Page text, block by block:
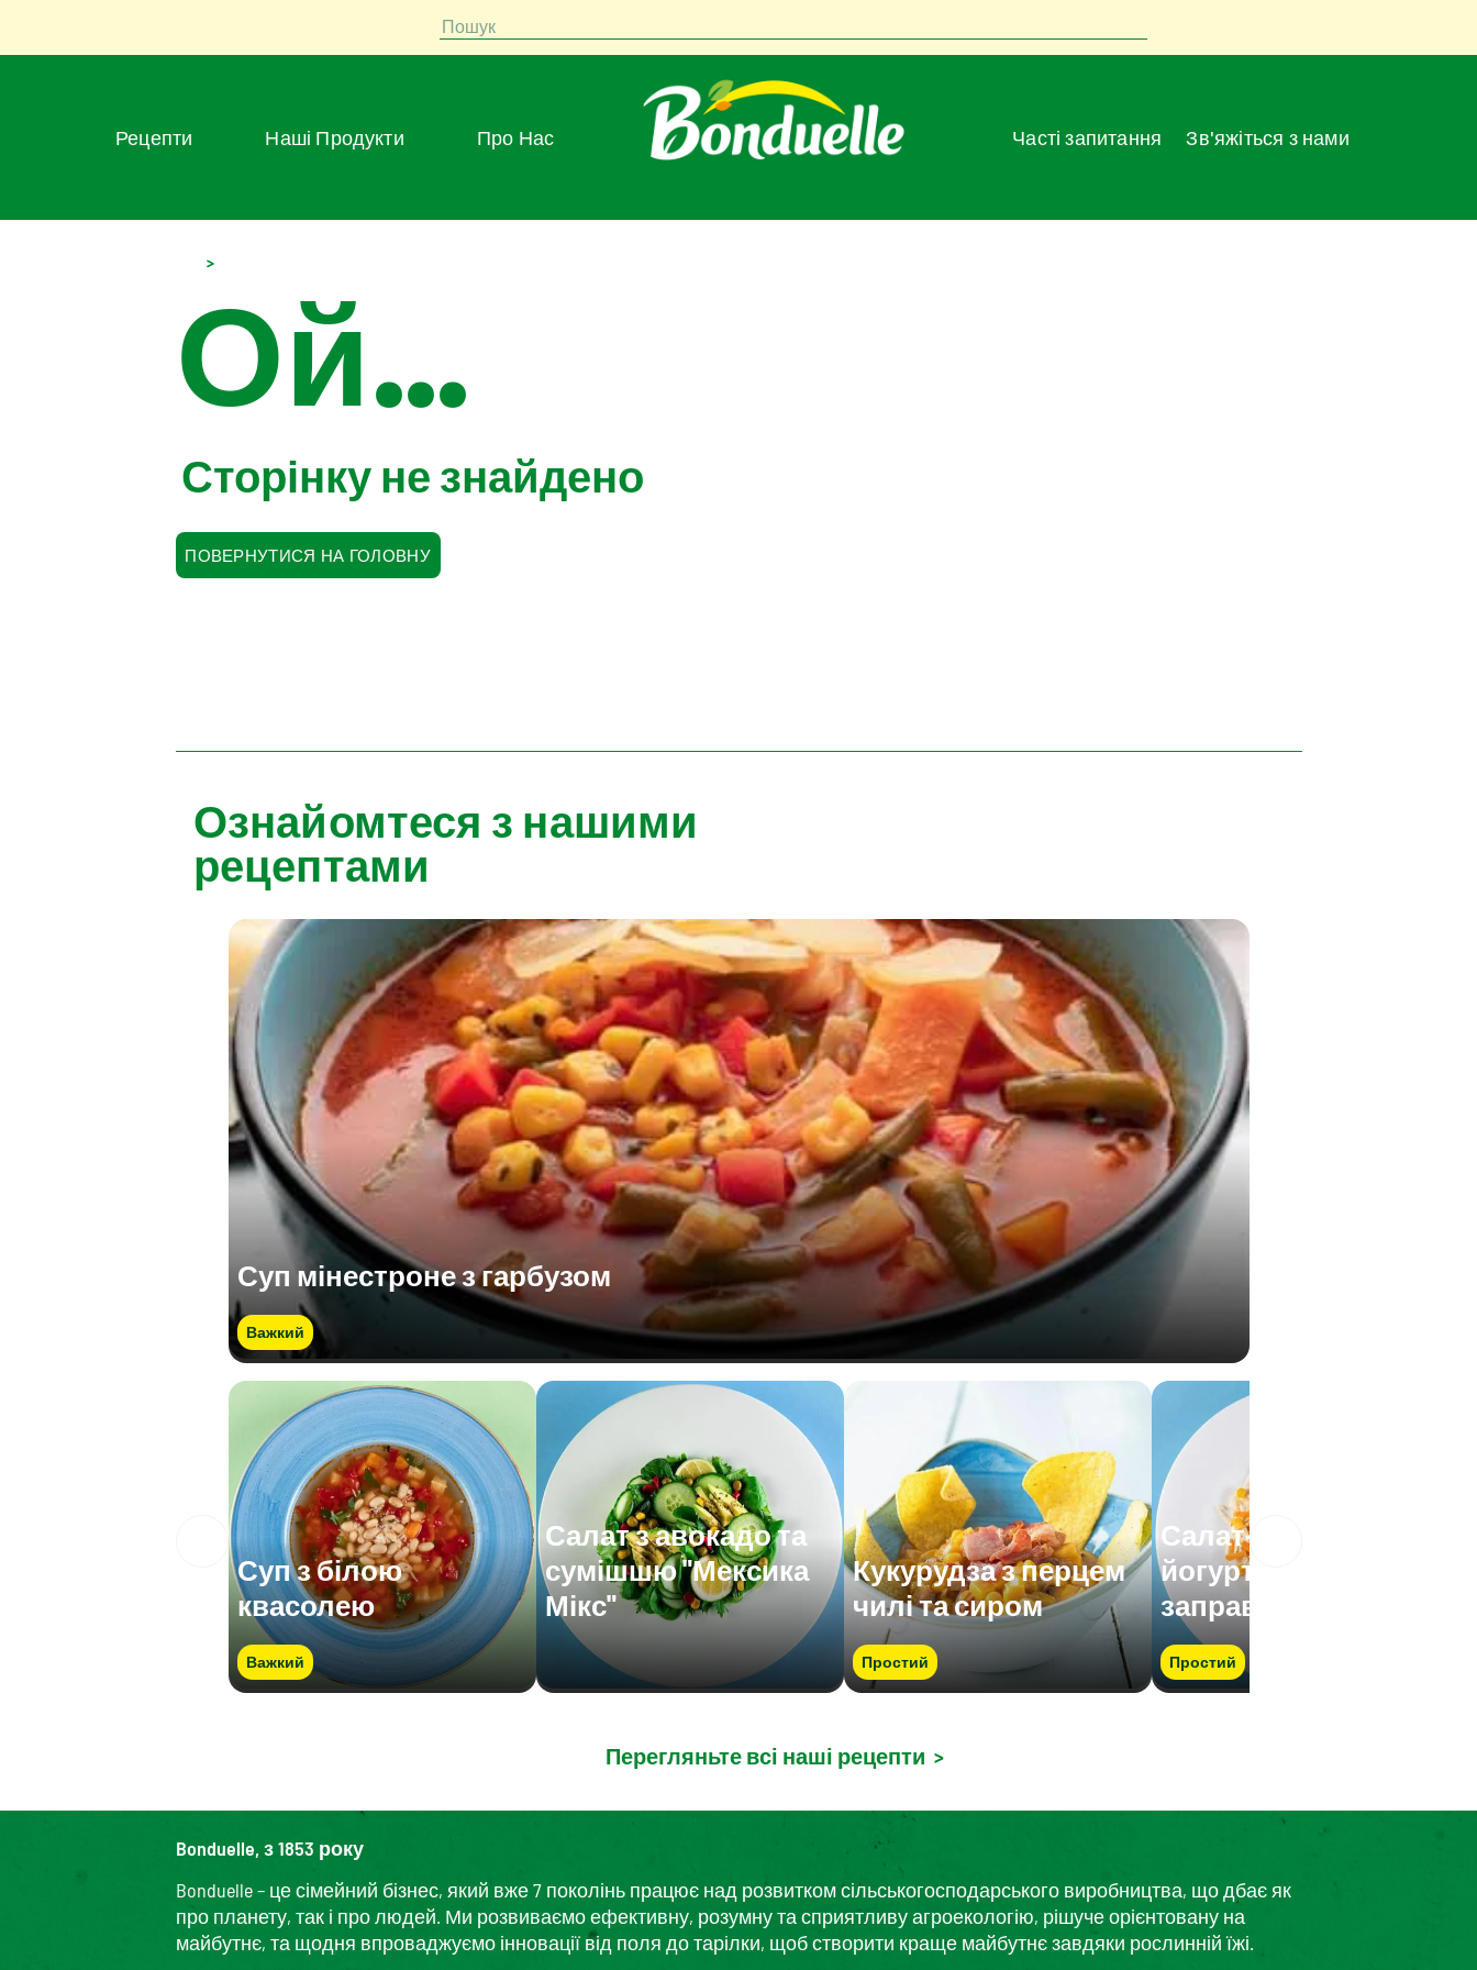
Пошук
Рецепти Наші Продукти Про Нас Часті запитання Зв'яжіться з нами
>
Ой...
Сторінку не знайдено
ПОВЕРНУТИСЯ НА ГОЛОВНУ
Ознайомтеся з нашими
рецептами
Суп мінестроне з гарбузом
Важкий
Суп з білою
квасолею
Важкий
Салат з авокадо та
сумішшю "Мексика
Мікс"
Кукурудза з перцем
чилі та сиром
Простий
Салат-асорті з
йогуртовою
заправкою
Простий
Перегляньте всі наші рецепти >
Bonduelle, з 1853 року
Bonduelle – це сімейний бізнес, який вже 7 поколінь працює над розвитком сільськогосподарського виробництва, що дбає як
про планету, так і про людей. Ми розвиваємо ефективну, розумну та сприятливу агроекологію, рішуче орієнтовану на
майбутнє, та щодня впроваджуємо інновації від поля до тарілки, щоб створити краще майбутнє завдяки рослинній їжі.